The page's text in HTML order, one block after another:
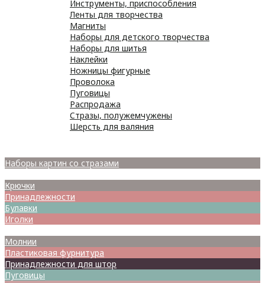
Инструменты, приспособления
Ленты для творчества
Магниты
Наборы для детского творчества
Наборы для шитья
Наклейки
Ножницы фигурные
Проволока
Пуговицы
Распродажа
Стразы, полужемчужены
Шерсть для валяния
Наборы картин со стразами
Крючки
Принадлежности
Булавки
Иголки
Молнии
Пластиковая фурнитура
Принадлежности для штор
Пуговицы